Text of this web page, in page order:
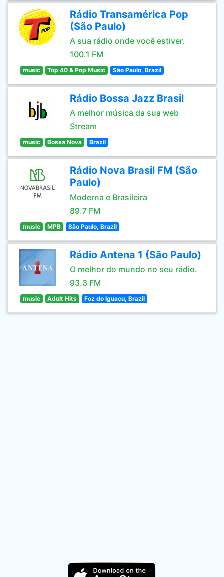
Rádio Transamérica Pop
(São Paulo)
A sua rádio onde você estiver.
100.1 FM
music Top 40 & Pop Music São Paulo, Brazil
Rádio Bossa Jazz Brasil
A melhor música da sua web
Stream
music Bossa Nova Brazil
Rádio Nova Brasil FM (São
Paulo)
Moderna e Brasileira
89.7 FM
music MPB São Paulo, Brazil
Rádio Antena 1 (São Paulo)
O melhor do mundo no seu rádio.
93.3 FM
music Adult Hits Foz do Iguaçu, Brazil